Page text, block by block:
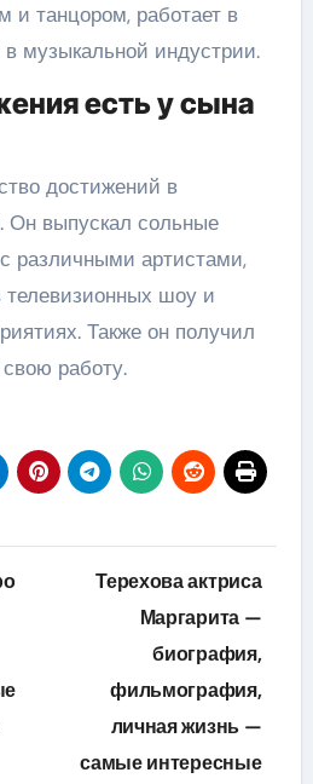
и танцором, работает в
в музыкальной индустрии.
есть у сына
достижений в
Он выпускал сольные
различными артистами,
шоу и
Также он получил
свою работу.
Терехова актриса
Маргарита —
биография,
фильмография,
личная жизнь —
самые интересные